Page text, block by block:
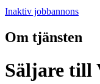
Inaktiv jobbannons
Om tjänsten
Säljare till